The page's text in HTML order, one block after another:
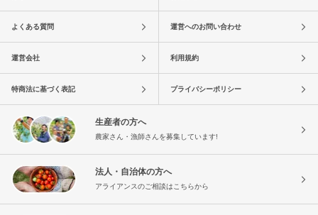
よくある質問 運営へのお問い合わせ
運営会社 利用規約
特商法に基づく表記 プライバシーポリシー
生産者の方へ
農家さん・漁師さんを募集しています!
法人・自治体の方へ
アライアンスのご相談はこちらから